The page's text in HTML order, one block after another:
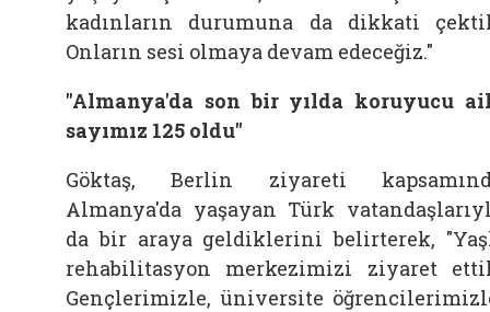
kadınların durumuna da dikkati
Onların sesi olmaya devam edeceğiz."
"Almanya'da son bir yılda koruyucu
sayımız 125 oldu"
Göktaş, Berlin ziyareti
Almanya'da yaşayan Türk
da bir araya geldiklerini belirterek,
rehabilitasyon merkezimizi ziyaret
Gençlerimizle, üniversite